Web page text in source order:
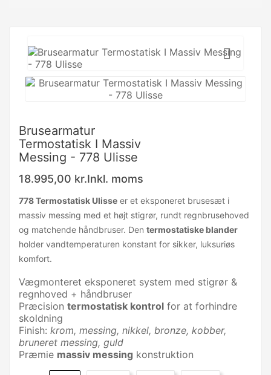

Brusearmatur
Termostatisk I Massiv
Messing - 778 Ulisse
18.995,00 kr.Inkl. moms
778 Termostatisk Ulisse er et eksponeret brusesæt i
massiv messing med et højt stigrør, rundt regnbrusehoved
og matchende håndbruser. Den termostatiske blander
holder vandtemperaturen konstant for sikker, luksuriøs
komfort.
Vægmonteret eksponeret system med stigrør &
regnhoved + håndbruser
Præcision termostatisk kontrol for at forhindre
skoldning
Finish: krom, messing, nikkel, bronze, kobber,
bruneret messing, guld
Præmie massiv messing konstruktion